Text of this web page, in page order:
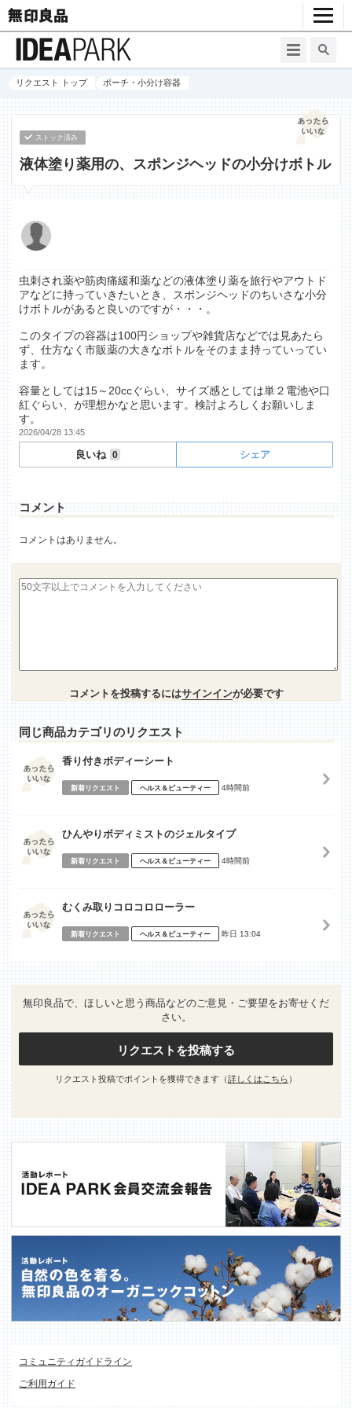
リクエスト トップ ポーチ・小分け容器
ストック済み
液体塗り薬用の、スポンジヘッドの小分けボトル
虫刺され薬や筋肉痛緩和薬などの液体塗り薬を旅行やアウトド
アなどに持っていきたいとき、スポンジヘッドのちいさな小分
けボトルがあると良いのですが・・・。
このタイプの容器は100円ショップや雑貨店などでは見あたら
ず、仕方なく市販薬の大きなボトルをそのまま持っていってい
ます。
容量としては15～20ccぐらい、サイズ感としては単２電池や口
紅ぐらい、が理想かなと思います。検討よろしくお願いしま
す。
2026/04/28 13:45
良いね 0 シェア
コメント
コメントはありません。
コメントを投稿するにはサインインが必要です
同じ商品カテゴリのリクエスト
香り付きボディーシート
新着リクエスト ヘルス＆ビューティー 4時間前
ひんやりボディミストのジェルタイプ
新着リクエスト ヘルス＆ビューティー 4時間前
むくみ取りコロコロローラー
新着リクエスト ヘルス＆ビューティー 昨日 13:04
無印良品で、ほしいと思う商品などのご意見・ご要望をお寄せくだ
さい。
リクエストを投稿する
リクエスト投稿でポイントを獲得できます（詳しくはこちら ）
コミュニティガイドライン
ご利用ガイド